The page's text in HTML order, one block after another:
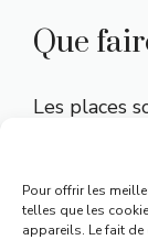
Pour offrir les
telles que les
appareils. Le fait
Que
Les places
n’importe
La